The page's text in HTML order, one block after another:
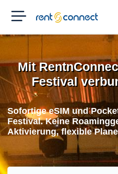
RENT'N
CONNECT
Mit
Festival
Sofortige eSIM und
Festival. Keine
Aktivierung, flexible